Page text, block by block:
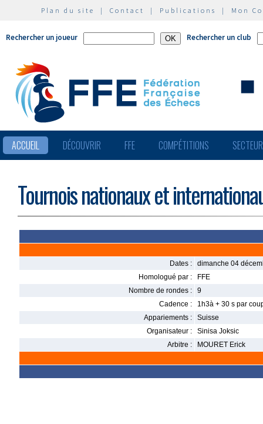
Plan du site | Contact | Publications | Mon
Rechercher un joueur Rechercher un club
ACCUEIL DÉCOUVRIR FFE COMPÉTITIONS
Tournois nationaux et
Dates :
dimanche 04
Homologué par :
FFE
Nombre de rondes :
9
Cadence :
1h3à + 30 s par
Appariements :
Suisse
Organisateur :
Sinisa Joksic
Arbitre :
MOURET Erick